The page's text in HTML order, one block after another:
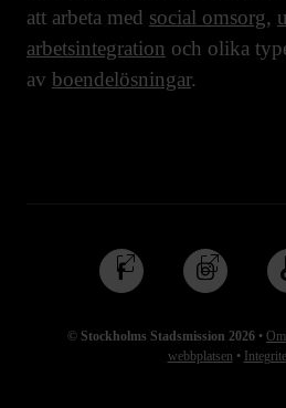
att arbeta med social omsorg,
arbetsintegration och olika
av boendelösningar.
© Stockholms Stadsmission 2026 •
webbplatsen •
Följ
oss
Facebook
Följ
oss
Instagram